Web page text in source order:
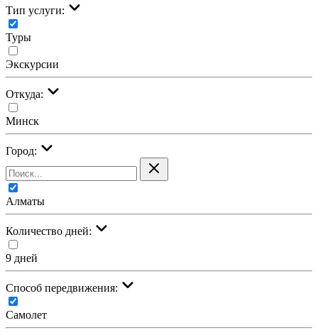
Тип услуги:
Туры
Экскурсии
Откуда:
Минск
Город:
Алматы
Количество дней:
9 дней
Cпособ передвижения:
Самолет